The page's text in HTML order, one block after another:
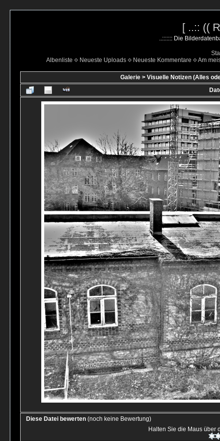
[ ..:: ((
..::::::: Die
Albenliste
Neueste Uploads Neueste Kommentare Am
Galerie> Visuelle Notizen (Alles
Diese Datei bewerten (noch keine Bewertung)
Halten Sie die Maus über